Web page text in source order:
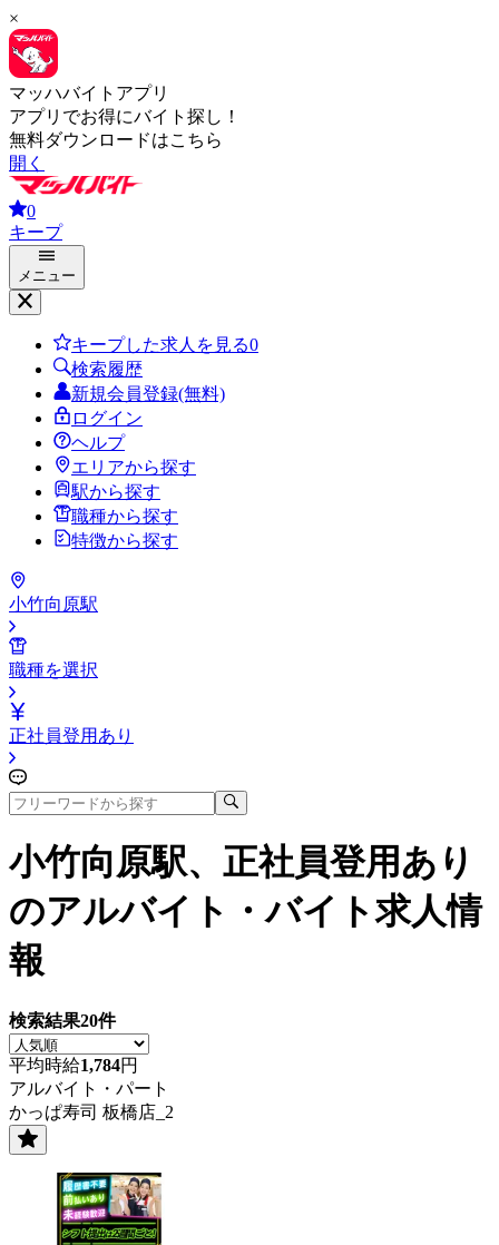
×
マッハバイトアプリ
アプリでお得にバイト探し！
無料ダウンロードはこちら
開く
0
キープ
メニュー
キープした求人を見る0
検索履歴
新規会員登録(無料)
ログイン
ヘルプ
エリアから探す
駅から探す
職種から探す
特徴から探す
小竹向原駅
職種を選択
正社員登用あり
小竹向原駅、正社員登用あり
のアルバイト・バイト求人情
報
検索結果20件
平均時給1,784円
アルバイト・パート
かっぱ寿司 板橋店_2